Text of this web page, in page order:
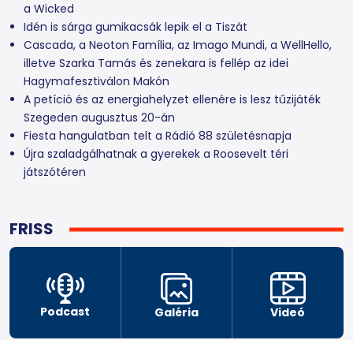
FRISS
Podcast Galéria Videó
a Wicked
Idén is sárga gumikacsák lepik el a Tiszát
Cascada, a Neoton Família, az Imago Mundi, a WellHello,
illetve Szarka Tamás és zenekara is fellép az idei
Hagymafesztiválon Makón
A petíció és az energiahelyzet ellenére is lesz tűzijáték
Szegeden augusztus 20-án
Fiesta hangulatban telt a Rádió 88 születésnapja
Újra szaladgálhatnak a gyerekek a Roosevelt téri
játszótéren